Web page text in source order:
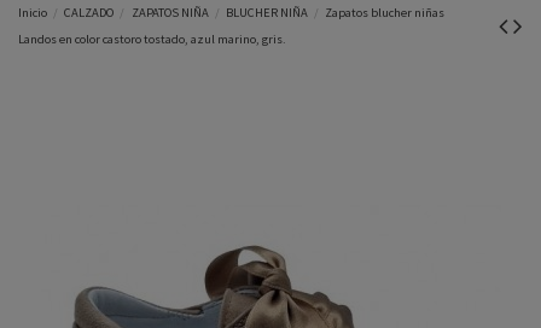
Inicio CALZADO ZAPATOS NIÑA BLUCHER NIÑA
Zapatos blucher niñas
Landos en color castoro tostado, azul marino, gris.